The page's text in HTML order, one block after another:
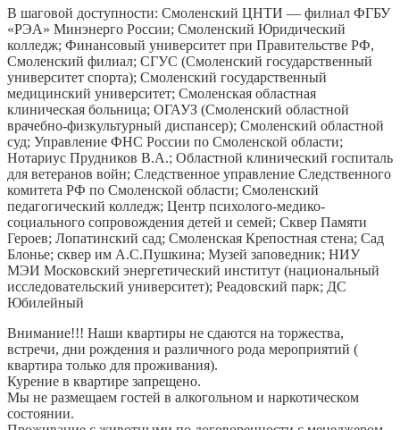
В шаговой доступности: Смоленский ЦНТИ — филиал ФГБУ
«РЭА» Минэнерго России; Смоленский Юридический
колледж; Финансовый университет при Правительстве РФ,
Смоленский филиал; СГУС (Смоленский государственный
университет спорта); Смоленский государственный
медицинский университет; Смоленская областная
клиническая больница; ОГАУЗ (Смоленский областной
врачебно-физкультурный диспансер); Смоленский областной
суд; Управление ФНС России по Смоленской области;
Нотариус Прудников В.А.; Областной клинический госпиталь
для ветеранов войн; Следственное управление Следственного
комитета РФ по Смоленской области; Смоленский
педагогический колледж; Центр психолого-медико-
социального сопровождения детей и семей; Сквер Памяти
Героев; Лопатинский сад; Смоленская Крепостная стена; Сад
Блонье; сквер им А.С.Пушкина; Музей заповедник; НИУ
МЭИ Московский энергетический институт (национальный
исследовательский университет); Реадовский парк; ДС
Юбилейный
Внимание!!! Наши квартиры не сдаются на торжества,
встречи, дни рождения и различного рода мероприятий (
квартира только для проживания).
Курение в квартире запрещено.
Мы не размещаем гостей в алкогольном и наркотическом
состоянии.